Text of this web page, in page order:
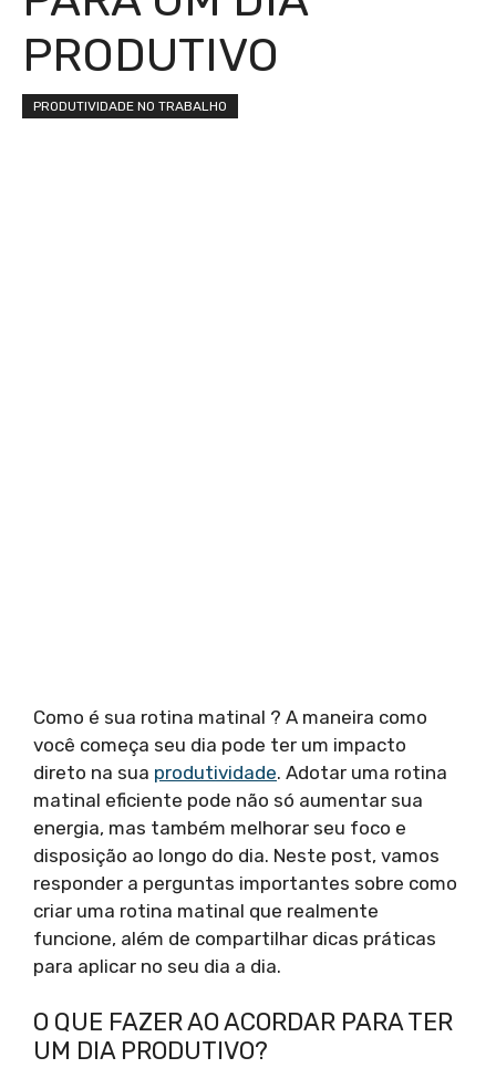
PRODUTIVO
PRODUTIVIDADE NO TRABALHO
Como é sua rotina matinal ? A maneira como
você começa seu dia pode ter um impacto
direto na sua produtividade. Adotar uma rotina
matinal eficiente pode não só aumentar sua
energia, mas também melhorar seu foco e
disposição ao longo do dia. Neste post, vamos
responder a perguntas importantes sobre como
criar uma rotina matinal que realmente
funcione, além de compartilhar dicas práticas
para aplicar no seu dia a dia.
O QUE FAZER AO ACORDAR PARA TER
UM DIA PRODUTIVO?